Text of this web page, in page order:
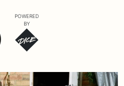
POWERED
BY